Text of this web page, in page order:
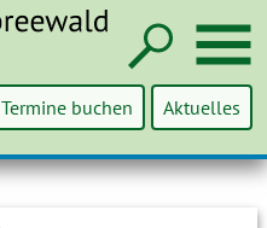
Termine buchen Aktuelles